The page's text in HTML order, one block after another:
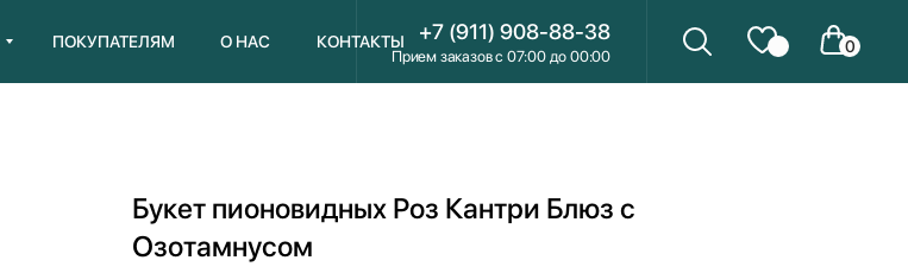
+7 (911) 908-88-38
ПОКУПАТЕЛЯМ О НАС 0
КОНТАКТЫ
Прием заказов с 07:00 до 00:00
Букет пионовидных Роз Кантри Блюз с
Озотамнусом